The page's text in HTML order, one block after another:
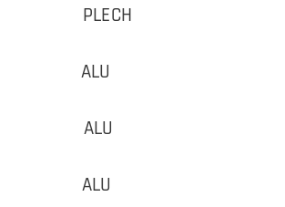
PLECH
ALU
ALU